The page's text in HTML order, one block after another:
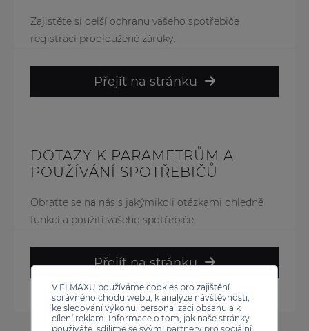
V ELMAXU používáme cookies pro zajištění
správného chodu webu, k analýze návštěvnosti,
ke sledování výkonu, personalizaci obsahu a k
cílení reklam. Informace o tom, jak naše stránky
používáte, sdílíme se svými partnery pro sociální
Zajistěte si delší ochranu vašeho spotřebiče
registrací prodloužené záruky.
Přejít na stránku
DOTAZY K PARAMETRŮM A
POUŽÍVÁNÍ SPOTŘEBIČŮ
Obraťte se na nás s jakýmikoli otázkami ohledně
funkcí a použití vašeho spotřebiče.
Přejít na stránku